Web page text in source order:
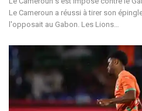
Le Cameroun a réussi à tirer son
l'opposait au Gabon. Les Lions…